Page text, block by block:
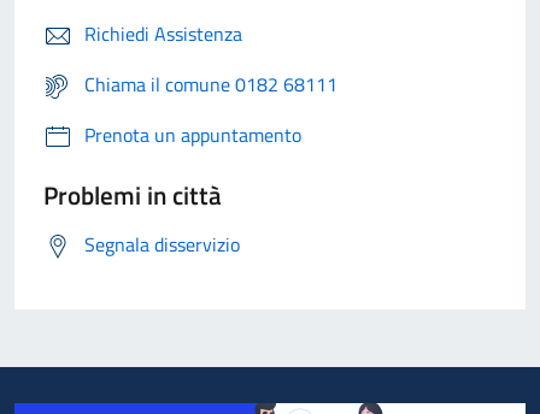
Richiedi Assistenza
Chiama il comune 0182 68111
Prenota un appuntamento
Problemi in città
Segnala disservizio